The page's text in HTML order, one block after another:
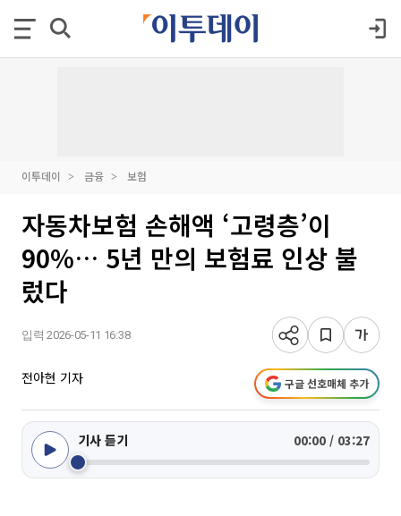
이투데이 금융 보험
자동차보험 손해액 ‘고령층’이
90%… 5년 만의 보험료 인상 불
렀다
입력 2026-05-11 16:38
전아현 기자 구글 선호매체 추가
기사 듣기 00:00 / 03:27